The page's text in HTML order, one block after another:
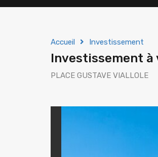
Accueil Investissement
Investissement à
PLACE GUSTAVE VIALLOLE